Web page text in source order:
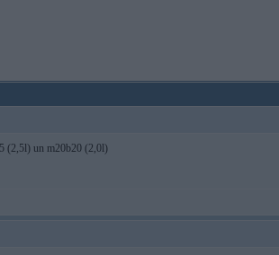
(2,5l) un m20b20 (2,0l)